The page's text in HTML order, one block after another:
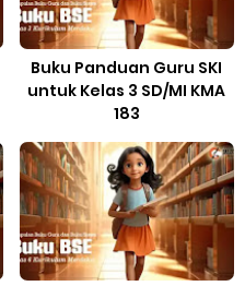
Buku Panduan Guru SKI
untuk Kelas 3 SD/MI KMA
183